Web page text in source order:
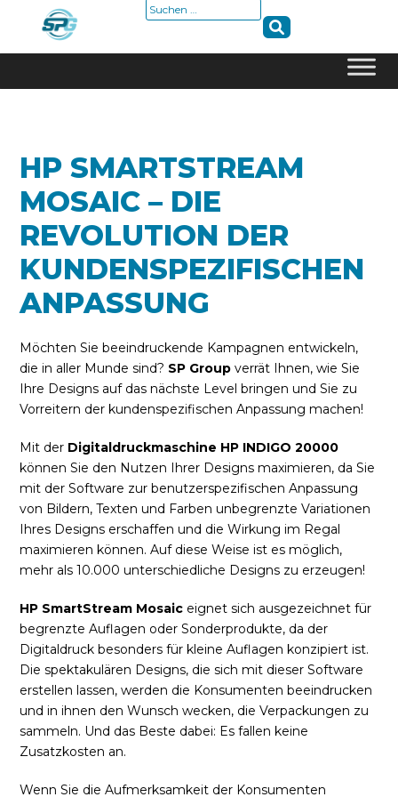
Suche
HP SMARTSTREAM
MOSAIC – DIE
REVOLUTION DER
KUNDENSPEZIFISCHEN
ANPASSUNG
Möchten Sie beeindruckende Kampagnen entwickeln,
die in aller Munde sind? SP Group verrät Ihnen, wie Sie
Ihre Designs auf das nächste Level bringen und Sie zu
Vorreitern der kundenspezifischen Anpassung machen!
Mit der Digitaldruckmaschine HP INDIGO 20000
können Sie den Nutzen Ihrer Designs maximieren, da Sie
mit der Software zur benutzerspezifischen Anpassung
von Bildern, Texten und Farben unbegrenzte Variationen
Ihres Designs erschaffen und die Wirkung im Regal
maximieren können. Auf diese Weise ist es möglich,
mehr als 10.000 unterschiedliche Designs zu erzeugen!
HP SmartStream Mosaic eignet sich ausgezeichnet für
begrenzte Auflagen oder Sonderprodukte, da der
Digitaldruck besonders für kleine Auflagen konzipiert ist.
Die spektakulären Designs, die sich mit dieser Software
erstellen lassen, werden die Konsumenten beeindrucken
und in ihnen den Wunsch wecken, die Verpackungen zu
sammeln. Und das Beste dabei: Es fallen keine
Zusatzkosten an.
Wenn Sie die Aufmerksamkeit der Konsumenten